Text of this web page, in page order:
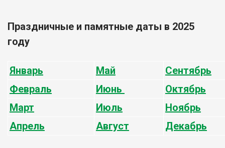
Праздничные и памятные даты в 2025
году
Январь Май
Сентябрь
Февраль
Июнь
Октябрь
Март
Июль
Ноябрь
Апрель
Август Декабрь